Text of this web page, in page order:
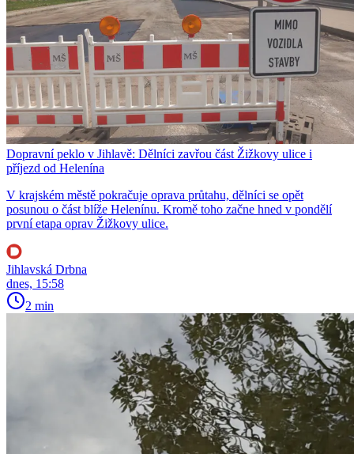
Dopravní peklo v Jihlavě: Dělníci zavřou část Žižkovy ulice i
příjezd od Helenína
V krajském městě pokračuje oprava průtahu, dělníci se opět
posunou o část blíže Helenínu. Kromě toho začne hned v pondělí
první etapa oprav Žižkovy ulice.
Jihlavská Drbna
dnes, 15:58
2 min